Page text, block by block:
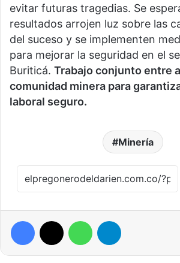
evitar futuras tragedias. Se
resultados arrojen luz sobre las
del suceso y se implementen
para mejorar la seguridad en el
Buriticá. Trabajo conjunto entre
comunidad minera para
laboral seguro.
Minería
Facebook WhatsApp